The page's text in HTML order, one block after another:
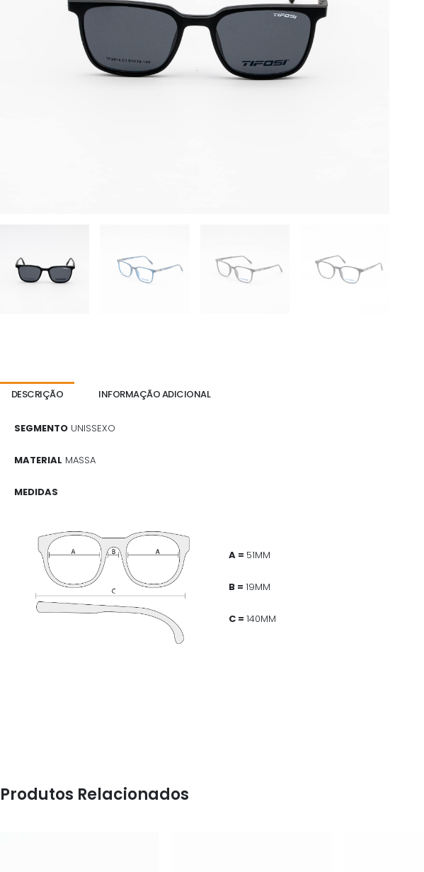
DESCRIÇÃO INFORMAÇÃO ADICIONAL
SEGMENTO UNISSEXO
MATERIAL MASSA
MEDIDAS
A = 51MM
B = 19MM
C = 140MM
Produtos Relacionados